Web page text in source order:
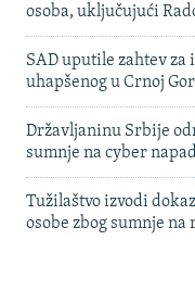
osoba, uključujući
SAD uputile zahtev
uhapšenog u Crnoj
Državljaninu Srbije
sumnje na cyber
Tužilaštvo izvodi
osobe zbog sumnje na